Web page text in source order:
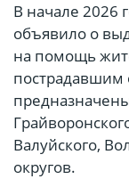
В начале 2026
объявило о
на помощь
пострадавшим
Валуйского,
округов.